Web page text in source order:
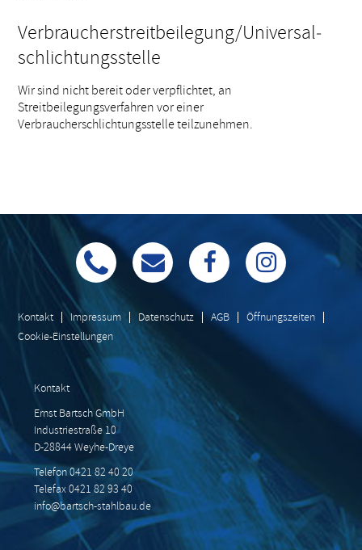
Verbraucher­streit­beilegung/Universal­
schlichtungs­stelle
Wir sind nicht bereit oder verpflichtet, an
Streitbeilegungsverfahren vor einer
Verbraucherschlichtungsstelle teilzunehmen.
Kontakt Impressum Datenschutz AGB
Öffnungszeiten
Cookie-Einstellungen
Kontakt
Ernst Bartsch GmbH
Industriestraße 10
D-28844 Weyhe-Dreye
Telefon 0421 82 40 20
Telefax 0421 82 93 40
info@bartsch-stahlbau.de